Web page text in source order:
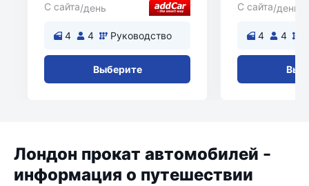
С сайта/день
4 4 Руководство
Выберите
С сайта/день
4 4
Лондон прокат автомобилей -
информация о путешествии